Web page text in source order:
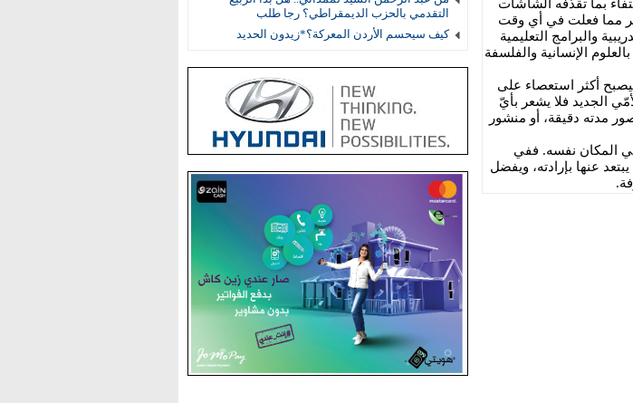
التقدمي بالحزب الديمقراطي؟ رجا طلب
كيف سيحسم الأردن المعركة؟*زيدون الحديد
بما تقذفه الشاشات
مما فعلت في أي وقت
والبرامج التعليمية
الإنسانية والفلسفة
أكثر استعصاء على
الجديد فلا يشعر بأيّ
مدته دقيقة، أو منشور
المكان نفسه. ففي
عنها بإرادته، ويفضل